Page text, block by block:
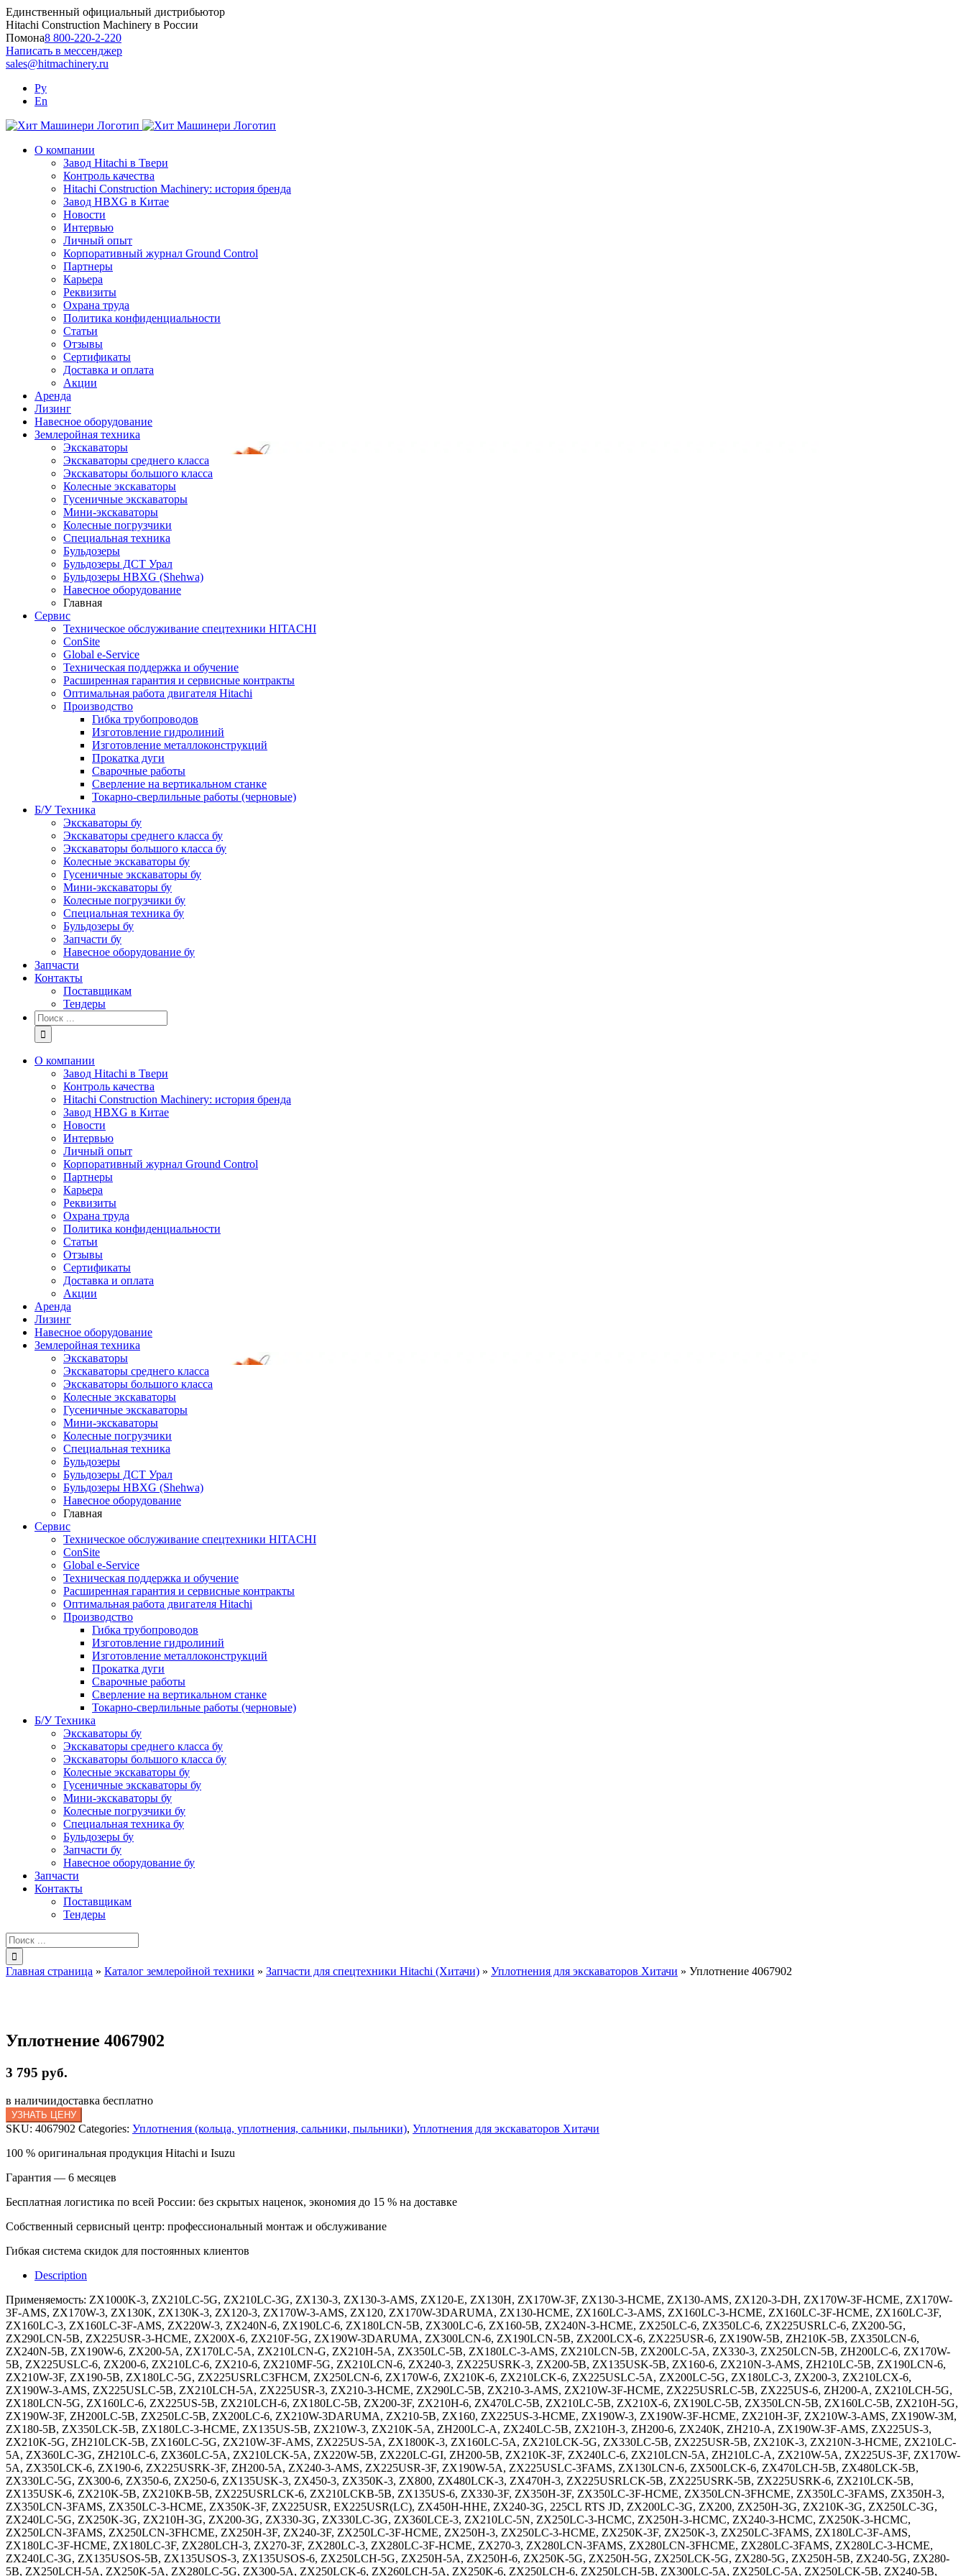
Skip
to
content
Единственный официальный дистрибьютор
Hitachi Construction Machinery в России
Помона8 800-220-2-220
Написать в мессенджер
sales@hitmachinery.ru
Ру
En
О компании
Завод Hitachi в Твери
Контроль качества
Hitachi Construction Machinery: история бренда
Завод HBXG в Китае
Новости
Интервью
Личный опыт
Корпоративный журнал Ground Control
Партнеры
Карьера
Реквизиты
Охрана труда
Политика конфиденциальности
Статьи
Отзывы
Сертификаты
Доставка и оплата
Акции
Аренда
Лизинг
Навесное оборудование
Землеройная техника
Экскаваторы
Экскаваторы среднего класса
Экскаваторы большого класса
Колесные экскаваторы
Гусеничные экскаваторы
Мини-экскаваторы
Колесные погрузчики
Специальная техника
Бульдозеры
Бульдозеры ДСТ Урал
Бульдозеры HBXG (Shehwa)
Навесное оборудование
Главная
Сервис
Техническое обслуживание спецтехники HITACHI
ConSite
Global e-Service
Техническая поддержка и обучение
Расширенная гарантия и сервисные контракты
Оптимальная работа двигателя Hitachi
Производство
Гибка трубопроводов
Изготовление гидролиний
Изготовление металлоконструкций
Прокатка дуги
Сварочные работы
Сверление на вертикальном станке
Токарно-сверлильные работы (черновые)
Б/У Техника
Экскаваторы бу
Экскаваторы среднего класса бу
Экскаваторы большого класса бу
Колесные экскаваторы бу
Гусеничные экскаваторы бу
Мини-экскаваторы бу
Колесные погрузчики бу
Специальная техника бу
Бульдозеры бу
Запчасти бу
Навесное оборудование бу
Запчасти
Контакты
Поставщикам
Тендеры
Результат
поиска:
О компании
Завод Hitachi в Твери
Контроль качества
Hitachi Construction Machinery: история бренда
Завод HBXG в Китае
Новости
Интервью
Личный опыт
Корпоративный журнал Ground Control
Партнеры
Карьера
Реквизиты
Охрана труда
Политика конфиденциальности
Статьи
Отзывы
Сертификаты
Доставка и оплата
Акции
Аренда
Лизинг
Навесное оборудование
Землеройная техника
Экскаваторы
Экскаваторы среднего класса
Экскаваторы большого класса
Колесные экскаваторы
Гусеничные экскаваторы
Мини-экскаваторы
Колесные погрузчики
Специальная техника
Бульдозеры
Бульдозеры ДСТ Урал
Бульдозеры HBXG (Shehwa)
Навесное оборудование
Главная
Сервис
Техническое обслуживание спецтехники HITACHI
ConSite
Global e-Service
Техническая поддержка и обучение
Расширенная гарантия и сервисные контракты
Оптимальная работа двигателя Hitachi
Производство
Гибка трубопроводов
Изготовление гидролиний
Изготовление металлоконструкций
Прокатка дуги
Сварочные работы
Сверление на вертикальном станке
Токарно-сверлильные работы (черновые)
Б/У Техника
Экскаваторы бу
Экскаваторы среднего класса бу
Экскаваторы большого класса бу
Колесные экскаваторы бу
Гусеничные экскаваторы бу
Мини-экскаваторы бу
Колесные погрузчики бу
Специальная техника бу
Бульдозеры бу
Запчасти бу
Навесное оборудование бу
Запчасти
Контакты
Поставщикам
Тендеры
Результат
поиска:
Главная страница » Каталог землеройной техники » Запчасти для спецтехники Hitachi (Хитачи) » Уплотнения для экскаваторов Хитачи » Уплотнение 4067902
Уплотнение 4067902
3 795 руб.
в наличиидоставка бесплатно
УЗНАТЬ ЦЕНУ
SKU: 4067902 Categories: Уплотнения (кольца, уплотнения, сальники, пыльники), Уплотнения для экскаваторов Хитачи
100 % оригинальная продукция Hitachi и Isuzu
Гарантия — 6 месяцев
Бесплатная логистика по всей России: без скрытых наценок, экономия до 15 % на доставке
Собственный сервисный центр: профессиональный монтаж и обслуживание
Гибкая система скидок для постоянных клиентов
Description
Применяемость: ZX1000K-3, ZX210LC-5G, ZX210LC-3G, ZX130-3, ZX130-3-AMS, ZX120-E, ZX130H, ZX170W-3F, ZX130-3-HCME, ZX130-AMS, ZX120-3-DH, ZX170W-3F-HCME, ZX170W-
3F-AMS, ZX170W-3, ZX130K, ZX130K-3, ZX120-3, ZX170W-3-AMS, ZX120, ZX170W-3DARUMA, ZX130-HCME, ZX160LC-3-AMS, ZX160LC-3-HCME, ZX160LC-3F-HCME, ZX160LC-3F,
ZX160LC-3, ZX160LC-3F-AMS, ZX220W-3, ZX240N-6, ZX190LC-6, ZX180LCN-5B, ZX300LC-6, ZX160-5B, ZX240N-3-HCME, ZX250LC-6, ZX350LC-6, ZX225USRLC-6, ZX200-5G,
ZX290LCN-5B, ZX225USR-3-HCME, ZX200X-6, ZX210F-5G, ZX190W-3DARUMA, ZX300LCN-6, ZX190LCN-5B, ZX200LCX-6, ZX225USR-6, ZX190W-5B, ZH210K-5B, ZX350LCN-6,
ZX240N-5B, ZX190W-6, ZX200-5A, ZX170LC-5A, ZX210LCN-G, ZX210H-5A, ZX350LC-5B, ZX180LC-3-AMS, ZX210LCN-5B, ZX200LC-5A, ZX330-3, ZX250LCN-5B, ZH200LC-6, ZX170W-
5B, ZX225USLC-6, ZX200-6, ZX210LC-6, ZX210-6, ZX210MF-5G, ZX210LCN-6, ZX240-3, ZX225USRK-3, ZX200-5B, ZX135USK-5B, ZX160-6, ZX210N-3-AMS, ZH210LC-5B, ZX190LCN-6,
ZX210W-3F, ZX190-5B, ZX180LC-5G, ZX225USRLC3FHCM, ZX250LCN-6, ZX170W-6, ZX210K-6, ZX210LCK-6, ZX225USLC-5A, ZX200LC-5G, ZX180LC-3, ZX200-3, ZX210LCX-6,
ZX190W-3-AMS, ZX225USLC-5B, ZX210LCH-5A, ZX225USR-3, ZX210-3-HCME, ZX290LC-5B, ZX210-3-AMS, ZX210W-3F-HCME, ZX225USRLC-5B, ZX225US-6, ZH200-A, ZX210LCH-5G,
ZX180LCN-5G, ZX160LC-6, ZX225US-5B, ZX210LCH-6, ZX180LC-5B, ZX200-3F, ZX210H-6, ZX470LC-5B, ZX210LC-5B, ZX210X-6, ZX190LC-5B, ZX350LCN-5B, ZX160LC-5B, ZX210H-5G,
ZX190W-3F, ZH200LC-5B, ZX250LC-5B, ZX200LC-6, ZX210W-3DARUMA, ZX210-5B, ZX160, ZX225US-3-HCME, ZX190W-3, ZX190W-3F-HCME, ZX210H-3F, ZX210W-3-AMS, ZX190W-3M,
ZX180-5B, ZX350LCK-5B, ZX180LC-3-HCME, ZX135US-5B, ZX210W-3, ZX210K-5A, ZH200LC-A, ZX240LC-5B, ZX210H-3, ZH200-6, ZX240K, ZH210-A, ZX190W-3F-AMS, ZX225US-3,
ZX210K-5G, ZH210LCK-5B, ZX160LC-5G, ZX210W-3F-AMS, ZX225US-5A, ZX1800K-3, ZX160LC-5A, ZX210LCK-5G, ZX330LC-5B, ZX225USR-5B, ZX210K-3, ZX210N-3-HCME, ZX210LC-
5A, ZX360LC-3G, ZH210LC-6, ZX360LC-5A, ZX210LCK-5A, ZX220W-5B, ZX220LC-GI, ZH200-5B, ZX210K-3F, ZX240LC-6, ZX210LCN-5A, ZH210LC-A, ZX210W-5A, ZX225US-3F, ZX170W-
5A, ZX350LCK-6, ZX190-6, ZX225USRK-3F, ZH200-5A, ZX240-3-AMS, ZX225USR-3F, ZX190W-5A, ZX225USLC-3FAMS, ZX130LCN-6, ZX500LCK-6, ZX470LCH-5B, ZX480LCK-5B,
ZX330LC-5G, ZX300-6, ZX350-6, ZX250-6, ZX135USK-3, ZX450-3, ZX350K-3, ZX800, ZX480LCK-3, ZX470H-3, ZX225USRLCK-5B, ZX225USRK-5B, ZX225USRK-6, ZX210LCK-5B,
ZX135USK-6, ZX210K-5B, ZX210KB-5B, ZX225USRLCK-6, ZX210LCKB-5B, ZX135US-6, ZX330-3F, ZX350H-3F, ZX350LC-3F-HCME, ZX350LCN-3FHCME, ZX350LC-3FAMS, ZX350H-3,
ZX350LCN-3FAMS, ZX350LC-3-HCME, ZX350K-3F, ZX225USR, EX225USR(LC), ZX450H-HHE, ZX240-3G, 225CL RTS JD, ZX200LC-3G, ZX200, ZX250H-3G, ZX210K-3G, ZX250LC-3G,
ZX240LC-5G, ZX250K-3G, ZX210H-3G, ZX200-3G, ZX330-3G, ZX330LC-3G, ZX360LCE-3, ZX210LC-5N, ZX250LC-3-HCMC, ZX250H-3-HCMC, ZX240-3-HCMC, ZX250K-3-HCMC,
ZX250LCN-3FAMS, ZX250LCN-3FHCME, ZX250H-3F, ZX240-3F, ZX250LC-3F-HCME, ZX250H-3, ZX250LC-3-HCME, ZX250K-3F, ZX250K-3, ZX250LC-3FAMS, ZX180LC-3F-AMS,
ZX180LC-3F-HCME, ZX180LC-3F, ZX280LCH-3, ZX270-3F, ZX280LC-3, ZX280LC-3F-HCME, ZX270-3, ZX280LCN-3FAMS, ZX280LCN-3FHCME, ZX280LC-3FAMS, ZX280LC-3-HCME,
ZX240LC-3G, ZX135USOS-5B, ZX135USOS-3, ZX135USOS-6, ZX250LCH-5G, ZX250H-5A, ZX250H-6, ZX250K-5G, ZX250H-5G, ZX250LCK-5G, ZX280-5G, ZX250H-5B, ZX240-5G, ZX280-
5B, ZX250LCH-5A, ZX250K-5A, ZX280LC-5G, ZX300-5A, ZX250LCK-6, ZX260LCH-5A, ZX250K-6, ZX250LCH-6, ZX250LCH-5B, ZX300LC-5A, ZX250LC-5A, ZX250LCK-5B, ZX240-5B,